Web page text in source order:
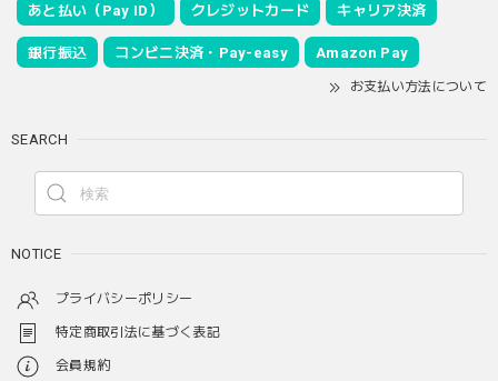
あと払い（Pay ID） クレジットカード キャリア決済
銀行振込 コンビニ決済・Pay-easy Amazon Pay
お支払い方法について
SEARCH
NOTICE
プライバシーポリシー
特定商取引法に基づく表記
会員規約